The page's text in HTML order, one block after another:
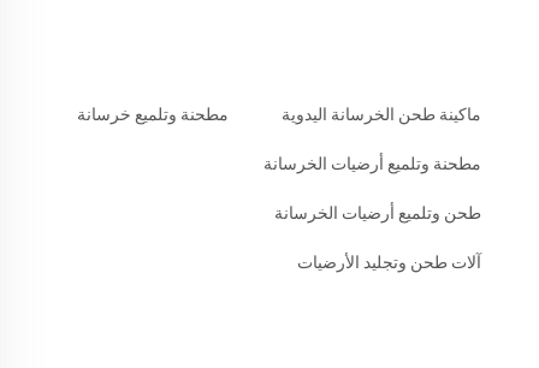
ماكينة طحن الخرسانة اليدوية مطحنة وتلميع خرسانة
مطحنة وتلميع أرضيات الخرسانة
طحن وتلميع أرضيات الخرسانة
آلات طحن وتجليد الأرضيات